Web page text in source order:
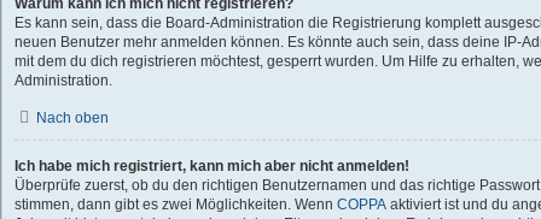
Warum kann ich mich nicht registrieren?
Es kann sein, dass die Board-Administration die Registrierung komplett
neuen Benutzer mehr anmelden können. Es könnte auch sein, dass deine IP-
mit dem du dich registrieren möchtest, gesperrt wurden. Um Hilfe zu erhalten,
Administration.
Nach oben
Ich habe mich registriert, kann mich aber nicht anmelden!
Überprüfe zuerst, ob du den richtigen Benutzernamen und das richtige
stimmen, dann gibt es zwei Möglichkeiten. Wenn COPPA aktiviert ist und du